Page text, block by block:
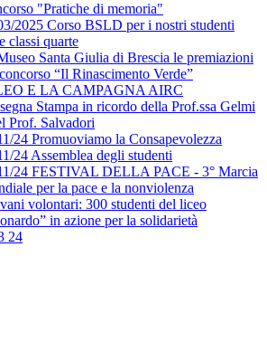
"Pratiche di memoria"
2025 Corso BSLD per i nostri studenti
classi quarte
Santa Giulia di Brescia le premiazioni
“Il Rinascimento Verde”
E LA CAMPAGNA AIRC
Stampa in ricordo della Prof.ssa Gelmi
Prof. Salvadori
24 Promuoviamo la Consapevolezza
24 Assemblea degli studenti
24 FESTIVAL DELLA PACE - 3° Marcia
per la pace e la nonviolenza
volontari: 300 studenti del liceo
in azione per la solidarietà
24